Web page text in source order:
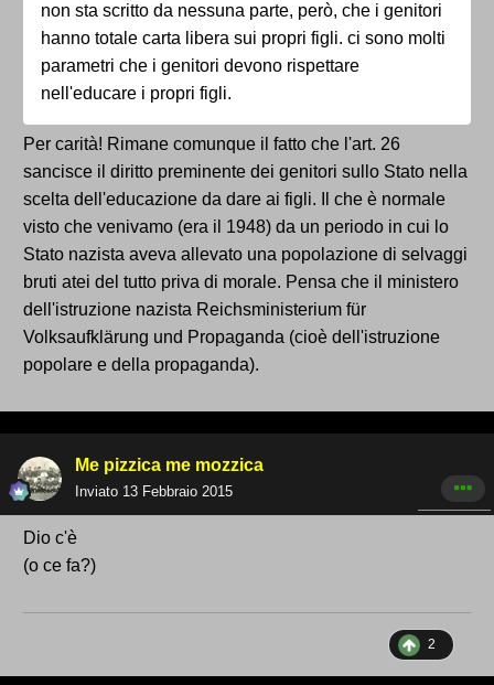
non sta scritto da nessuna parte, però, che i genitori
hanno totale carta libera sui propri figli. ci sono molti
parametri che i genitori devono rispettare
nell'educare i propri figli.
Per carità! Rimane comunque il fatto che l'art. 26
sancisce il diritto preminente dei genitori sullo Stato nella
scelta dell'educazione da dare ai figli. Il che è normale
visto che venivamo (era il 1948) da un periodo in cui lo
Stato nazista aveva allevato una popolazione di selvaggi
bruti atei del tutto priva di morale. Pensa che il ministero
dell'istruzione nazista Reichsministerium für
Volksaufklärung und Propaganda (cioè dell'istruzione
popolare e della propaganda).
Me pizzica me mozzica
Inviato 13 Febbraio 2015
Dio c'è
(o ce fa?)
2